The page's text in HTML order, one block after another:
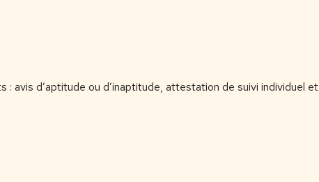
avis d’aptitude ou d’inaptitude, attestation de suivi individuel et